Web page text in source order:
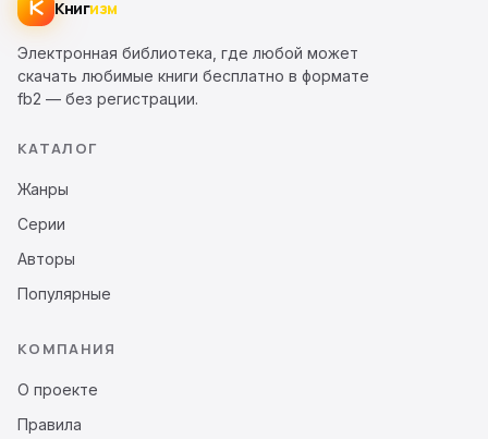
Книгизм
Электронная библиотека, где любой может
скачать любимые книги бесплатно в формате
fb2 — без регистрации.
КАТАЛОГ
Жанры
Серии
Авторы
Популярные
КОМПАНИЯ
О проекте
Правила